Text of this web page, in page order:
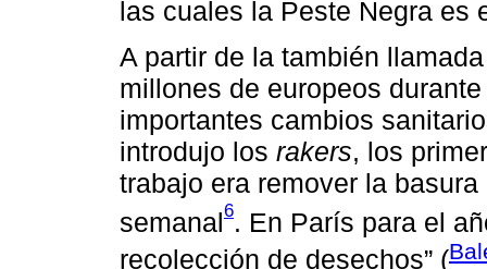
las cuales la Peste Negra es
A partir de la también
millones de europeos
importantes cambios
introdujo los rakers, los
trabajo era remover la
semanal6. En París para el
recolección de desechos” (